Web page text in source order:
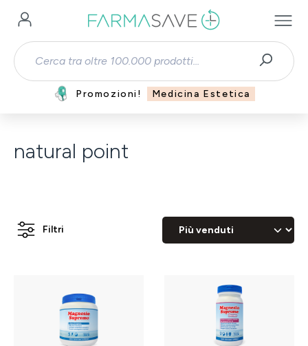
Passa al contenuto principale
Promozioni! Medicina Estetica
natural point
Filtri